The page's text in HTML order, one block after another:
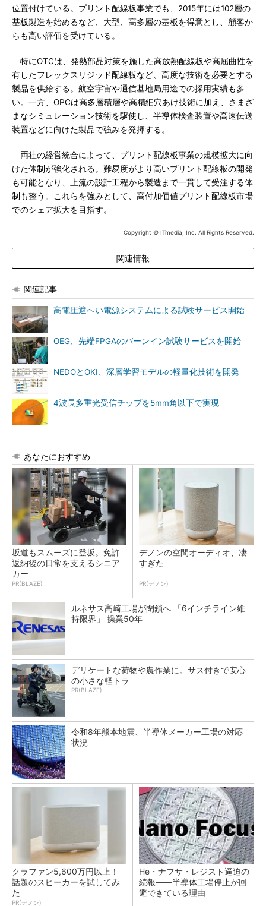
位置付けている。プリント配線板事業でも、2015年には102層の
基板製造を始めるなど、大型、高多層の基板を得意とし、顧客か
らも高い評価を受けている。
特にOTCは、発熱部品対策を施した高放熱配線板や高屈曲性を
有したフレックスリジッド配線板など、高度な技術を必要とする
製品を供給する。航空宇宙や通信基地局用途での採用実績も多
い。一方、OPCは高多層積層や高精細穴あけ技術に加え、さまざ
まなシミュレーション技術を駆使し、半導体検査装置や高速伝送
装置などに向けた製品で強みを発揮する。
両社の経営統合によって、プリント配線板事業の規模拡大に向
けた体制が強化される。難易度がより高いプリント配線板の開発
も可能となり、上流の設計工程から製造まで一貫して受注する体
制も整う。これらを強みとして、高付加価値プリント配線板市場
でのシェア拡大を目指す。
Copyright © ITmedia, Inc. All Rights Reserved.
関連情報
関連記事
高電圧遮へい電源システムによる試験サービス開始
OEG、先端FPGAのバーンイン試験サービスを開始
NEDOとOKI、深層学習モデルの軽量化技術を開発
4波長多重光受信チップを5mm角以下で実現
あなたにおすすめ
坂道もスムーズに登坂。免許
返納後の日常を支えるシニア
カー
PR(BLAZE)
デノンの空間オーディオ、凄
すぎた
PR(デノン)
ルネサス高崎工場が閉鎖へ 「6インチライン維
持限界」 操業50年
デリケートな荷物や農作業に。サス付きで安心
の小さな軽トラ
PR(BLAZE)
令和8年熊本地震、半導体メーカー工場の対応
状況
クラファン5,600万円以上！
話題のスピーカーを試してみ
た
PR(デノン)
He・ナフサ・レジスト逼迫の
続報――半導体工場停止が回
避できている理由